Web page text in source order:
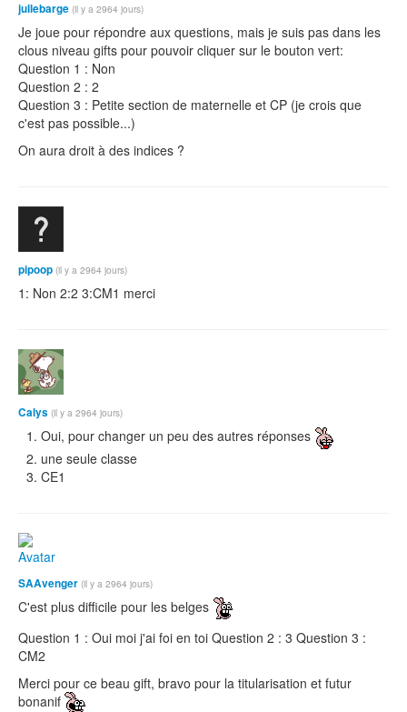
jullebarge (il y a 2964 jours)
Je joue pour répondre aux questions, mais je suis pas dans les
clous niveau gifts pour pouvoir cliquer sur le bouton vert:
Question 1 : Non
Question 2 : 2
Question 3 : Petite section de maternelle et CP (je crois que
c'est pas possible...)
On aura droit à des indices ?
pipoop (il y a 2964 jours)
1: Non 2:2 3:CM1 merci
Calys (il y a 2964 jours)
Oui, pour changer un peu des autres réponses
une seule classe
CE1
SAAvenger (il y a 2964 jours)
C'est plus difficile pour les belges
Question 1 : Oui moi j'ai foi en toi Question 2 : 3 Question 3 :
CM2
Merci pour ce beau gift, bravo pour la titularisation et futur
bonanif